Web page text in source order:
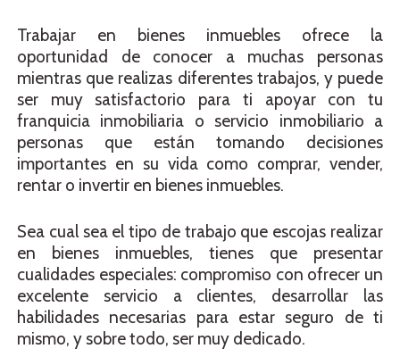
Trabajar en bienes inmuebles ofrece la
oportunidad de conocer a muchas personas
mientras que realizas diferentes trabajos, y puede
ser muy satisfactorio para ti apoyar con tu
franquicia inmobiliaria o servicio inmobiliario a
personas que están tomando decisiones
importantes en su vida como comprar, vender,
rentar o invertir en bienes inmuebles.
Sea cual sea el tipo de trabajo que escojas realizar
en bienes inmuebles, tienes que presentar
cualidades especiales: compromiso con ofrecer un
excelente servicio a clientes, desarrollar las
habilidades necesarias para estar seguro de ti
mismo, y sobre todo, ser muy dedicado.